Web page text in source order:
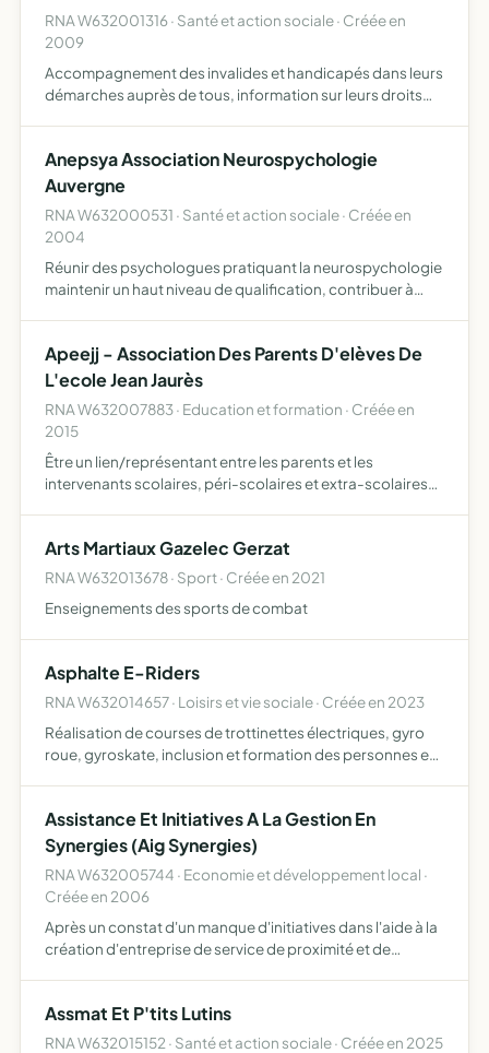
RNA W632001316 · Santé et action sociale · Créée en
2009
Accompagnement des invalides et handicapés dans leurs
démarches auprès de tous, information sur leurs droits
Anepsya Association Neurospychologie
Auvergne
RNA W632000531 · Santé et action sociale · Créée en
2004
Réunir des psychologues pratiquant la neurospychologie
maintenir un haut niveau de qualification, contribuer à
Apeejj - Association Des Parents D'elèves De
L'ecole Jean Jaurès
RNA W632007883 · Education et formation · Créée en
2015
Être un lien/représentant entre les parents et les
intervenants scolaires, péri-scolaires et extra-scolaires
Arts Martiaux Gazelec Gerzat
RNA W632013678 · Sport · Créée en 2021
Enseignements des sports de combat
Asphalte E-Riders
RNA W632014657 · Loisirs et vie sociale · Créée en 2023
Réalisation de courses de trottinettes électriques, gyro
roue, gyroskate, inclusion et formation des personnes en
Assistance Et Initiatives A La Gestion En
Synergies (Aig Synergies)
RNA W632005744 · Economie et développement local ·
Créée en 2006
Après un constat d'un manque d'initiatives dans l'aide à la
création d'entreprise de service de proximité et de
Assmat Et P'tits Lutins
RNA W632015152 · Santé et action sociale · Créée en 2025